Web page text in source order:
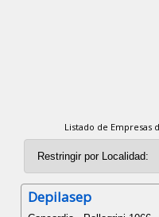
Listado de Empresas
Depilasep